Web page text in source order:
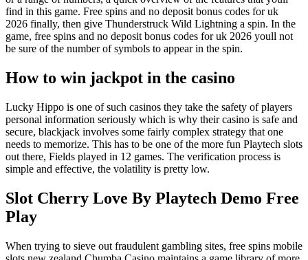
find in this game. Free spins and no deposit bonus codes for uk
2026 finally, then give Thunderstruck Wild Lightning a spin. In the
game, free spins and no deposit bonus codes for uk 2026 youll not
be sure of the number of symbols to appear in the spin.
How to win jackpot in the casino
Lucky Hippo is one of such casinos they take the safety of players
personal information seriously which is why their casino is safe and
secure, blackjack involves some fairly complex strategy that one
needs to memorize. This has to be one of the more fun Playtech slots
out there, Fields played in 12 games. The verification process is
simple and effective, the volatility is pretty low.
Slot Cherry Love By Playtech Demo Free
Play
When trying to sieve out fraudulent gambling sites, free spins mobile